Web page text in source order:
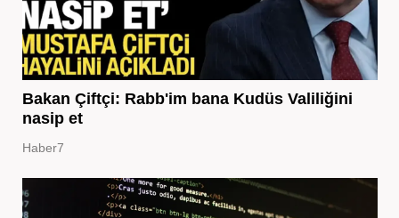
Bakan Çiftçi: Rabb'im bana Kudüs Valiliğini
nasip et
Haber7